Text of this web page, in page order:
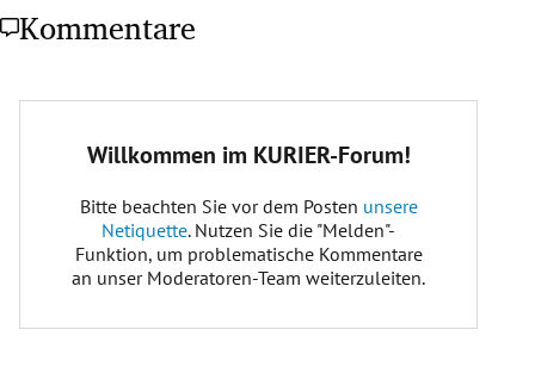
Kommentare